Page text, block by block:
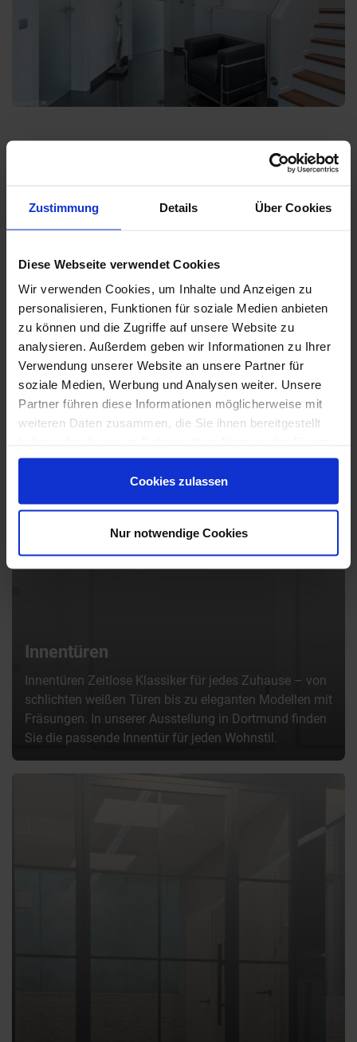
Zustimmung Details Über Cookies
Diese Webseite verwendet Cookies
Wir verwenden Cookies, um Inhalte und Anzeigen zu
personalisieren, Funktionen für soziale Medien anbieten
zu können und die Zugriffe auf unsere Website zu
analysieren. Außerdem geben wir Informationen zu Ihrer
Verwendung unserer Website an unsere Partner für
soziale Medien, Werbung und Analysen weiter. Unsere
Partner führen diese Informationen möglicherweise mit
weiteren Daten zusammen, die Sie ihnen bereitgestellt
gesammelt haben.
Cookies zulassen
Nur notwendige Cookies
Innentüren, die Ihr Zuhause aufwerten.
prägen den Stil Ihrer Räume. Bei uns finden Sie moderne,
klassische und individuelle Türlösungen, die Design,
Innentüren
Innentüren Zeitlose Klassiker für jedes Zuhause – von
schlichten weißen Türen bis zu eleganten Modellen mit
Fräsungen. In unserer Ausstellung in Dortmund finden
Sie die passende Innentür für jeden Wohnstil.